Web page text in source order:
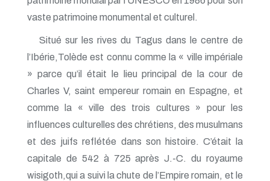
vaste patrimoine monumental et culturel.
Situé sur les rives du Tagus dans le centre de
l’Ibérie,Tolède est connu comme la « ville impériale
» parce qu’il était le lieu principal de la cour de
Charles V, saint empereur romain en Espagne, et
comme la « ville des trois cultures » pour les
influences culturelles des chrétiens, des musulmans
et des juifs reflétée dans son histoire. C’était la
capitale de 542 à 725 après J.-C. du royaume
wisigoth,qui a suivi la chute de l’Empire romain, et le